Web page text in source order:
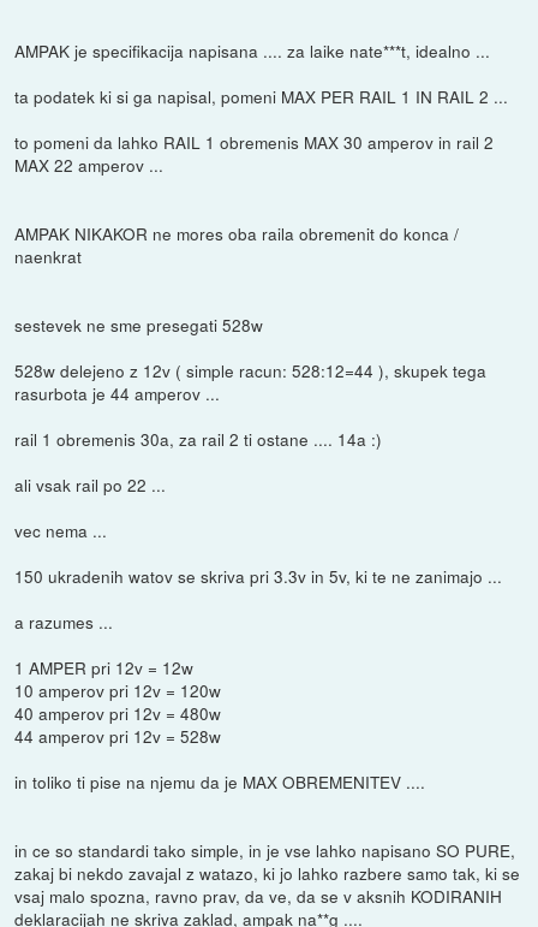
AMPAK je specifikacija napisana .... za laike nate***t, idealno ...
ta podatek ki si ga napisal, pomeni MAX PER RAIL 1 IN RAIL 2 ...
to pomeni da lahko RAIL 1 obremenis MAX 30 amperov in rail 2
MAX 22 amperov ...
AMPAK NIKAKOR ne mores oba raila obremenit do konca /
naenkrat
sestevek ne sme presegati 528w
528w delejeno z 12v ( simple racun: 528:12=44 ), skupek tega
rasurbota je 44 amperov ...
rail 1 obremenis 30a, za rail 2 ti ostane .... 14a :)
ali vsak rail po 22 ...
vec nema ...
150 ukradenih watov se skriva pri 3.3v in 5v, ki te ne zanimajo ...
a razumes ...
1 AMPER pri 12v = 12w
10 amperov pri 12v = 120w
40 amperov pri 12v = 480w
44 amperov pri 12v = 528w
in toliko ti pise na njemu da je MAX OBREMENITEV ....
in ce so standardi tako simple, in je vse lahko napisano SO PURE,
zakaj bi nekdo zavajal z watazo, ki jo lahko razbere samo tak, ki se
vsaj malo spozna, ravno prav, da ve, da se v aksnih KODIRANIH
deklaracijah ne skriva zaklad, ampak na**g ....